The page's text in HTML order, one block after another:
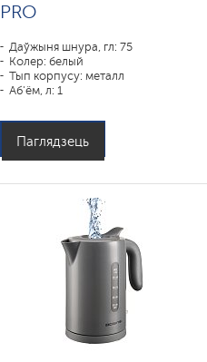
PRO
Даўжыня шнура, гл: 75
Колер: белый
Тып корпусу: металл
Аб'ём, л: 1
Паглядзець